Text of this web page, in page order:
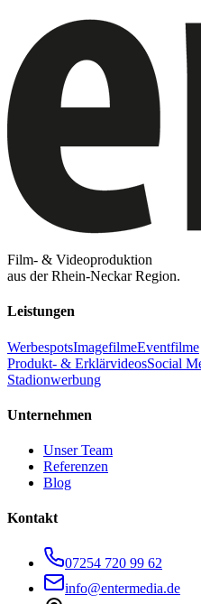
Film- & Videoproduktion
aus der Rhein-Neckar Region.
Leistungen
WerbespotsImagefilmeEventfilme
Produkt- & ErklärvideosSocial
Stadionwerbung
Unternehmen
Unser Team
Referenzen
Blog
Kontakt
07254 720 99 62
info@entermedia.de